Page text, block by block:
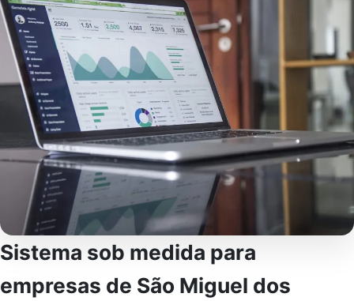
Sistema sob medida para
empresas de São Miguel dos